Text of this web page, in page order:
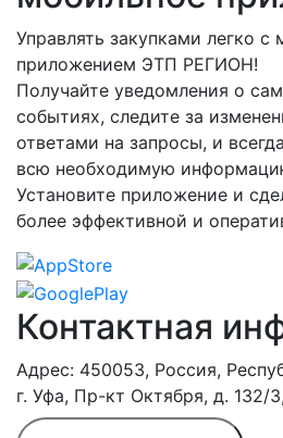
Управлять закупками легко с
приложением ЭТП РЕГИОН!
Получайте уведомления о
событиях, следите за
ответами на запросы, и
всю необходимую
Установите приложение и
более эффективной и
Контактная
Адрес: 450053, Россия,
г. Уфа, Пр-кт Октября, д. 132/